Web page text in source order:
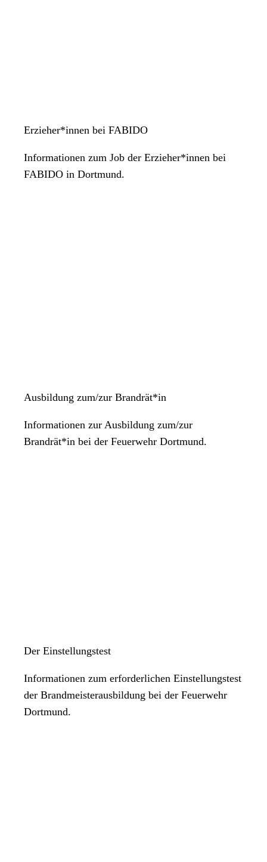
Erzieher*innen bei FABIDO
Informationen zum Job der Erzieher*innen bei
FABIDO in Dortmund.
Ausbildung zum/zur Brandrät*in
Informationen zur Ausbildung zum/zur
Brandrät*in bei der Feuerwehr Dortmund.
Der Einstellungstest
Informationen zum erforderlichen Einstellungstest
der Brandmeisterausbildung bei der Feuerwehr
Dortmund.